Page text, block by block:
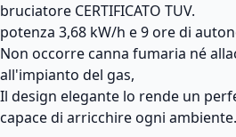
bruciatore CERTIFICATO TUV.
potenza 3,68 kW/h e 9 ore di
Non occorre canna fumaria né
all'impianto del gas,
Il design elegante lo rende un
capace di arricchire ogni ambiente.